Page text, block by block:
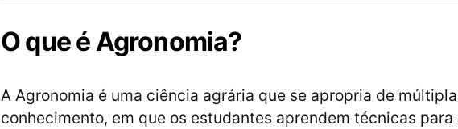
O que é Agronomia?
A Agronomia é uma ciência agrária que se apropria de
conhecimento, em que os estudantes aprendem técnicas